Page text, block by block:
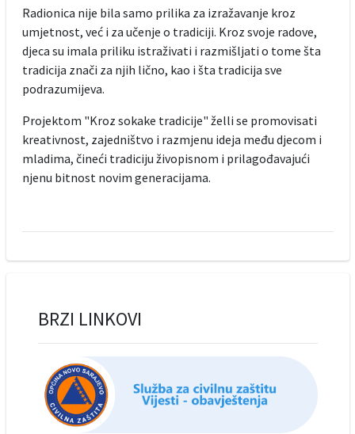
Radionica nije bila samo prilika za izražavanje kroz
umjetnost, već i za učenje o tradiciji. Kroz svoje radove,
djeca su imala priliku istraživati i razmišljati o tome šta
tradicija znači za njih lično, kao i šta tradicija sve
podrazumijeva.
Projektom "Kroz sokake tradicije" želli se promovisati
kreativnost, zajedništvo i razmjenu ideja među djecom i
mladima, čineći tradiciju živopisnom i prilagođavajući
njenu bitnost novim generacijama.
BRZI LINKOVI